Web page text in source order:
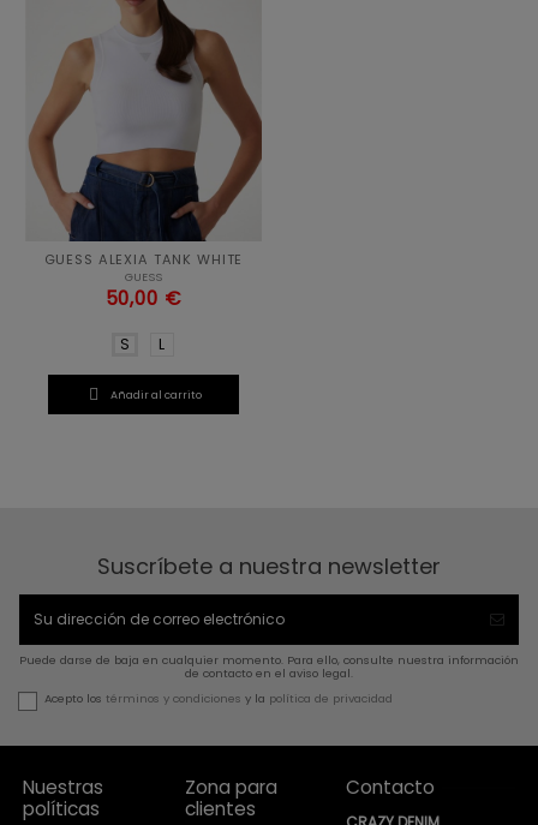
GUESS ALEXIA TANK WHITE
GUESS
50,00 €
S L
 Añadir al carrito
Suscríbete a nuestra newsletter
Puede darse de baja en cualquier momento. Para ello, consulte nuestra información
de contacto en el aviso legal.
Acepto los términos y condiciones y la política de privacidad
Nuestras
políticas
Zona para
clientes
Contacto